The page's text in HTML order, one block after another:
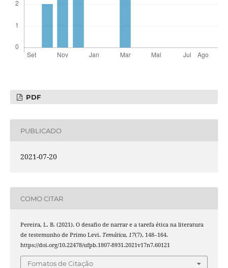
PDF
PUBLICADO
2021-07-20
COMO CITAR
Pereira, L. B. (2021). O desafio de narrar e a tarefa ética na literatura
de testemunho de Primo Levi. Temática, 17(7), 148–164.
https://doi.org/10.22478/ufpb.1807-8931.2021v17n7.60121
Fomatos de Citação